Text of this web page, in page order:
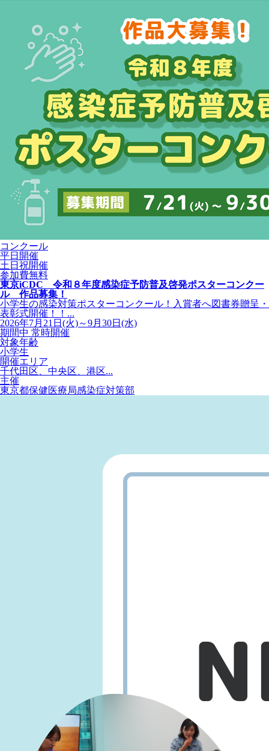
コンクール
平日開催
土日祝開催
参加費無料
東京iCDC 令和８年度感染症予防普及啓発ポスターコンクー
ル 作品募集！
小学生の感染対策ポスターコンクール！入賞者へ図書券贈呈・
表彰式開催！！...
2026年7月21日(火)～9月30日(水)
期間中 常時開催
対象年齢
小学生
開催エリア
千代田区、中央区、港区...
主催
東京都保健医療局感染症対策部